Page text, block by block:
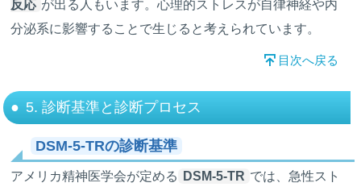
反応 が出る人もいます。心理的ストレスが自律神経や内
分泌系に影響することで生じると考えられています。
目次へ戻る
5. 診断基準と診断プロセス
DSM-5-TRの診断基準
アメリカ精神医学会が定める DSM-5-TR では、急性スト